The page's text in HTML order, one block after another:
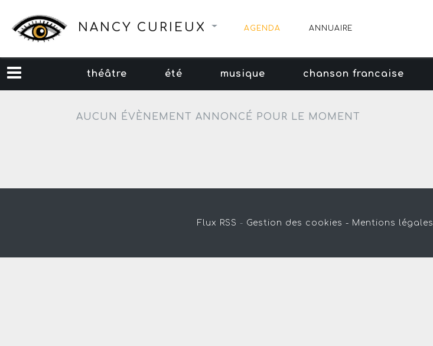
NANCY CURIEUX AGENDA ANNUAIRE
théâtre été musique chanson francaise
AUCUN ÉVÈNEMENT ANNONCÉ POUR LE MOMENT
Flux RSS - Gestion des cookies - Mentions légales